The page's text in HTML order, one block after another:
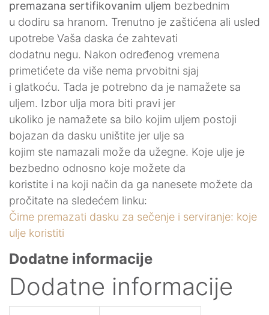
premazana sertifikovanim uljem bezbednim
u dodiru sa hranom. Trenutno je zaštićena ali usled
upotrebe Vaša daska će zahtevati
dodatnu negu. Nakon određenog vremena
primetićete da više nema prvobitni sjaj
i glatkoću. Tada je potrebno da je namažete sa
uljem. Izbor ulja mora biti pravi jer
ukoliko je namažete sa bilo kojim uljem postoji
bojazan da dasku uništite jer ulje sa
kojim ste namazali može da užegne. Koje ulje je
bezbedno odnosno koje možete da
koristite i na koji način da ga nanesete možete da
pročitate na sledećem linku:
Čime premazati dasku za sečenje i serviranje: koje
ulje koristiti
Dodatne informacije
Dodatne informacije